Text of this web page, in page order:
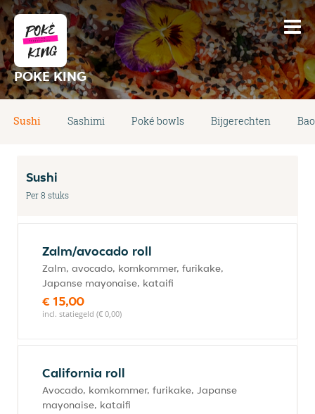
POKE KING
Sushi Sashimi Poké bowls Bijgerechten
Sushi
Per 8 stuks
Zalm/avocado roll
Zalm, avocado, komkommer, furikake,
Japanse mayonaise, kataifi
€ 15,00
incl. statiegeld (€ 0,00)
California roll
Avocado, komkommer, furikake, Japanse
mayonaise, kataifi